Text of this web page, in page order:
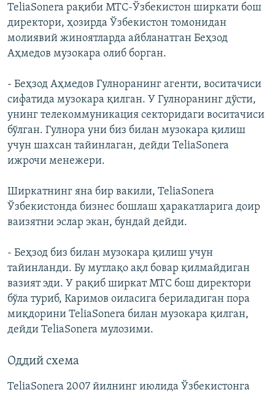
TeliaSonera рақиби МТС-Ўзбекистон ширкати бош
директори, ҳозирда Ўзбекистон томонидан
молиявий жиноятларда айбланатган Беҳзод
Аҳмедов музокара олиб борган.
- Беҳзод Аҳмедов Гулноранинг агенти, воситачиси
сифатида музокара қилган. У Гулноранинг дўсти,
унинг телекоммуникация секторидаги воситачиси
бўлган. Гулнора уни биз билан музокара қилиш
учун шахсан тайинлаган, дейди TeliaSonera
ижрочи менежери.
Ширкатнинг яна бир вакили, TeliaSonera
Ўзбекистонда бизнес бошлаш ҳаракатларига доир
ваизятни эслар экан, бундай дейди.
- Беҳзод биз билан музокара қилиш учун
тайинланди. Бу мутлақо ақл бовар қилмайдиган
вазият эди. У рақиб ширкат МТС бош директори
бўла туриб, Каримов оиласига бериладиган пора
миқдорини TeliaSonera билан музокара қилган,
дейди TeliaSonera мулозими.
Оддий схема
TeliaSonera 2007 йилнинг июлида Ўзбекистонга